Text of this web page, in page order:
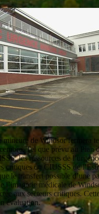
de Windsor fermera
Tel que prévu au Plan
les ressources de
critiques du CIUSSS de
le transfert possible d’une
l’imagerie médicale de
aux secteurs critiques.
évaluation.